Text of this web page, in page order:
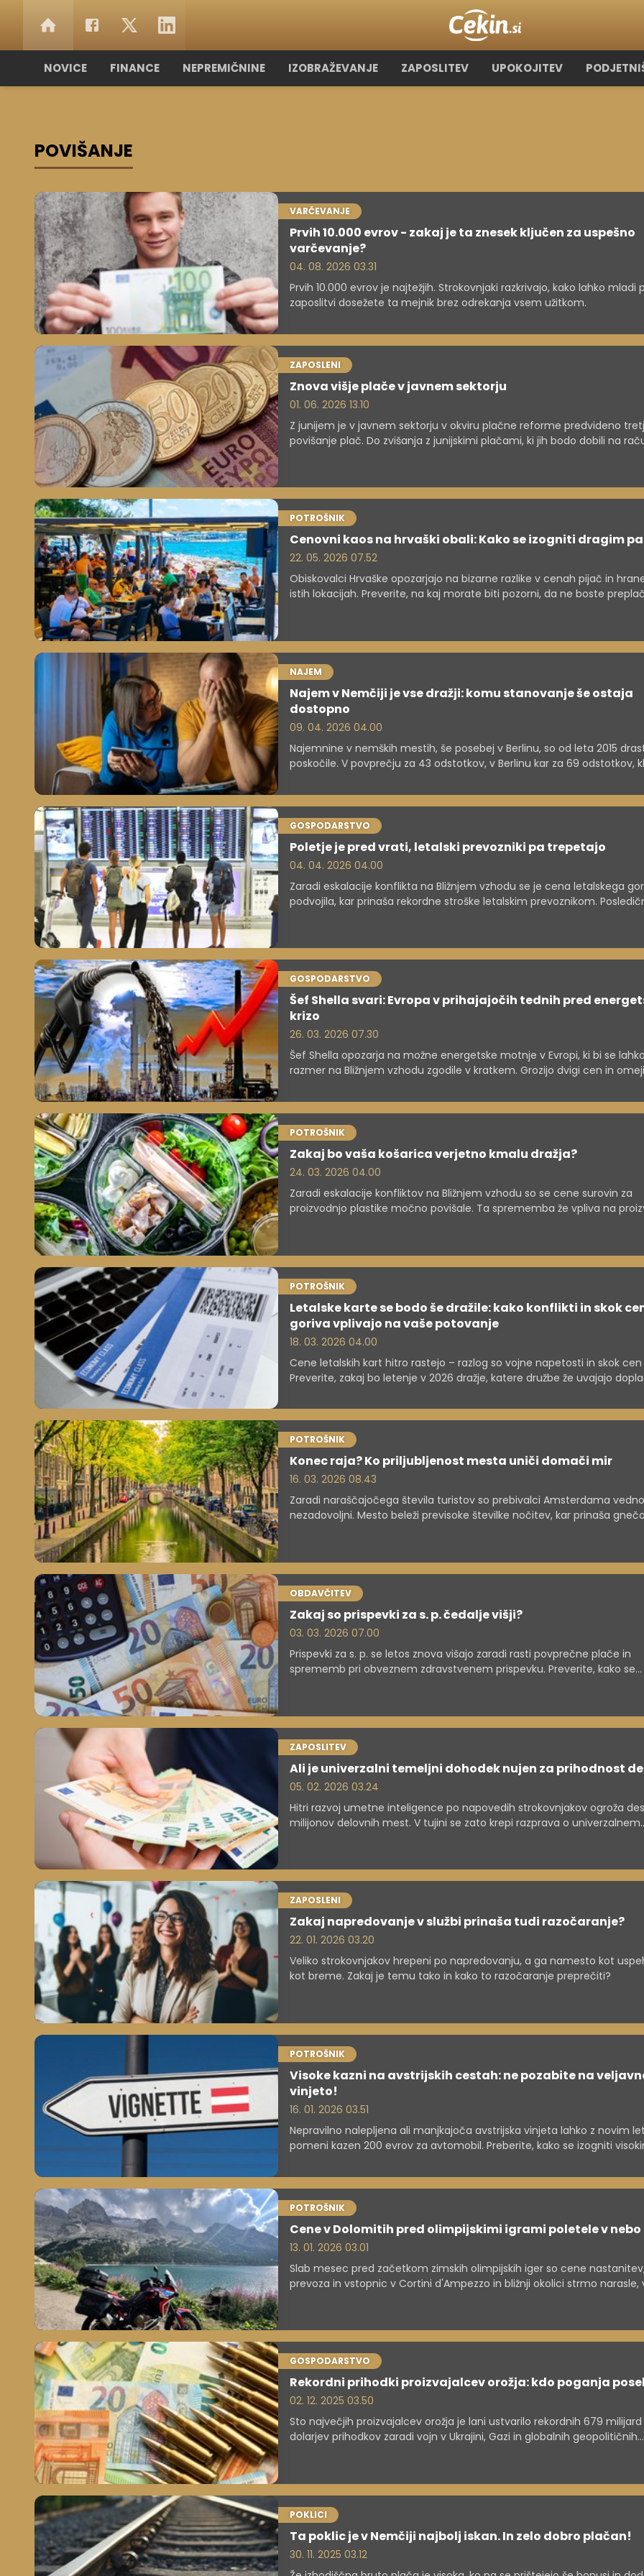
NOVICE FINANCE NEPREMIČNINE IZOBRAŽEVANJE ZAPOSLITEV UPOKOJITEV
POVIŠANJE
VARČEVANJE
Prvih 10.000 evrov - zakaj je ta znesek ključen za uspešno
varčevanje?
04. 08. 2026 03.31
Prvih 10.000 evrov je najtežjih. Strokovnjaki razkrivajo, kako lahko mladi
zaposlitvi dosežete ta mejnik brez odrekanja vsem užitkom.
ZAPOSLENI
Znova višje plače v javnem sektorju
01. 06. 2026 13.10
Z junijem je v javnem sektorju v okviru plačne reforme predvideno
povišanje plač. Do zvišanja z junijskimi plačami, ki jih bodo dobili na
POTROŠNIK
Cenovni kaos na hrvaški obali: Kako se izogniti dragim
22. 05. 2026 07.52
Obiskovalci Hrvaške opozarjajo na bizarne razlike v cenah pijač in
istih lokacijah. Preverite, na kaj morate biti pozorni, da ne boste
NAJEM
Najem v Nemčiji je vse dražji: komu stanovanje še ostaja
dostopno
09. 04. 2026 04.00
Najemnine v nemških mestih, še posebej v Berlinu, so od leta 2015
poskočile. V povprečju za 43 odstotkov, v Berlinu kar za 69 odstotkov,
cene.
GOSPODARSTVO
Poletje je pred vrati, letalski prevozniki pa trepetajo
04. 04. 2026 04.00
Zaradi eskalacije konflikta na Bližnjem vzhodu se je cena letalskega
podvojila, kar prinaša rekordne stroške letalskim prevoznikom.
GOSPODARSTVO
Šef Shella svari: Evropa v prihajajočih tednih pred
krizo
26. 03. 2026 07.30
Šef Shella opozarja na možne energetske motnje v Evropi, ki bi se
razmer na Bližnjem vzhodu zgodile v kratkem. Grozijo dvigi cen in
POTROŠNIK
Zakaj bo vaša košarica verjetno kmalu dražja?
24. 03. 2026 04.00
Zaradi eskalacije konfliktov na Bližnjem vzhodu so se cene surovin za
proizvodnjo plastike močno povišale. Ta sprememba že vpliva na
POTROŠNIK
Letalske karte se bodo še dražile: kako konflikti in skok
goriva vplivajo na vaše potovanje
18. 03. 2026 04.00
Cene letalskih kart hitro rastejo – razlog so vojne napetosti in skok cen
Preverite, zakaj bo letenje v 2026 dražje, katere družbe že uvajajo
zagotovite ugodnejše lete.
POTROŠNIK
Konec raja? Ko priljubljenost mesta uniči domači mir
16. 03. 2026 08.43
Zaradi naraščajočega števila turistov so prebivalci Amsterdama
nezadovoljni. Mesto beleži previsoke številke nočitev, kar prinaša
OBDAVČITEV
Zakaj so prispevki za s. p. čedalje višji?
03. 03. 2026 07.00
Prispevki za s. p. se letos znova višajo zaradi rasti povprečne plače in
sprememb pri obveznem zdravstvenem prispevku. Preverite, kako se
ZAPOSLITEV
Ali je univerzalni temeljni dohodek nujen za prihodnost
05. 02. 2026 03.24
Hitri razvoj umetne inteligence po napovedih strokovnjakov ogroža
milijonov delovnih mest. V tujini se zato krepi razprava o univerzalnem
ZAPOSLENI
Zakaj napredovanje v službi prinaša tudi razočaranje?
22. 01. 2026 03.20
Veliko strokovnjakov hrepeni po napredovanju, a ga namesto kot
kot breme. Zakaj je temu tako in kako to razočaranje preprečiti?
POTROŠNIK
Visoke kazni na avstrijskih cestah: ne pozabite na
vinjeto!
16. 01. 2026 03.51
Nepravilno nalepljena ali manjkajoča avstrijska vinjeta lahko z novim
pomeni kazen 200 evrov za avtomobil. Preberite, kako se izogniti
sosedom brezskrbno.
POTROŠNIK
Cene v Dolomitih pred olimpijskimi igrami poletele v nebo
13. 01. 2026 03.01
Slab mesec pred začetkom zimskih olimpijskih iger so cene
prevoza in vstopnic v Cortini d'Ampezzo in bližnji okolici strmo narasle,
GOSPODARSTVO
Rekordni prihodki proizvajalcev orožja: kdo poganja
02. 12. 2025 03.50
Sto največjih proizvajalcev orožja je lani ustvarilo rekordnih 679 milijard
dolarjev prihodkov zaradi vojn v Ukrajini, Gazi in globalnih geopolitičnih
POKLICI
Ta poklic je v Nemčiji najbolj iskan. In zelo dobro plačan!
30. 11. 2025 03.12